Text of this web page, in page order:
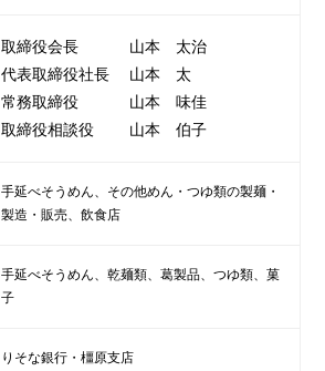
取締役会長
山本 太治
代表取締役社長
山本 太
常務取締役
山本 味佳
取締役相談役
山本 伯子
手延べそうめん、その他めん・つゆ類の製麺・
製造・販売、飲食店
手延べそうめん、乾麺類、葛製品、つゆ類、菓
子
りそな銀行・橿原支店